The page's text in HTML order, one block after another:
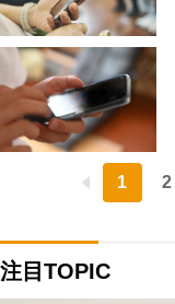
1 2
注目TOPIC